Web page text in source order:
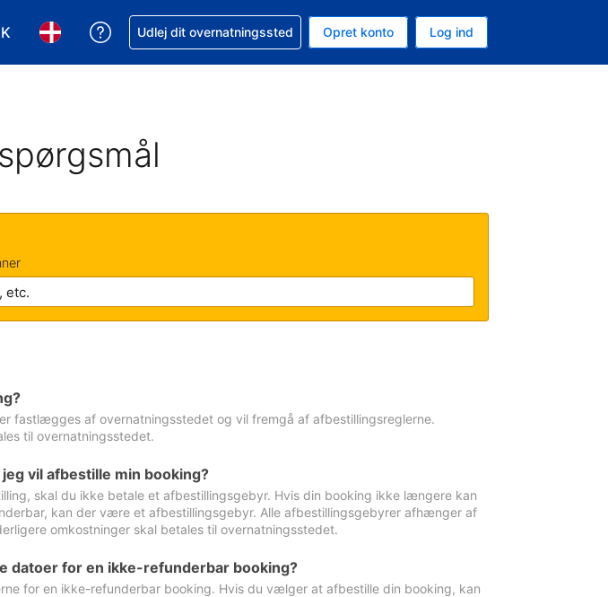
valuta. Din nuværende valuta er Danske kroner
Vælg sprog. Dit nuværende sprog er Dansk
Få hjælp til en booking
Udlej dit overnatningssted Opret konto Log ind
fastlægges af overnatningsstedet og vil fremgå af afbestillingsreglerne.
til overnatningsstedet.
vil afbestille min booking?
skal du ikke betale et afbestillingsgebyr. Hvis din booking ikke længere kan
kan der være et afbestillingsgebyr. Alle afbestillingsgebyrer afhænger af
omkostninger skal betales til overnatningsstedet.
datoer for en ikke-refunderbar booking?
for en ikke-refunderbar booking. Hvis du vælger at afbestille din booking, kan